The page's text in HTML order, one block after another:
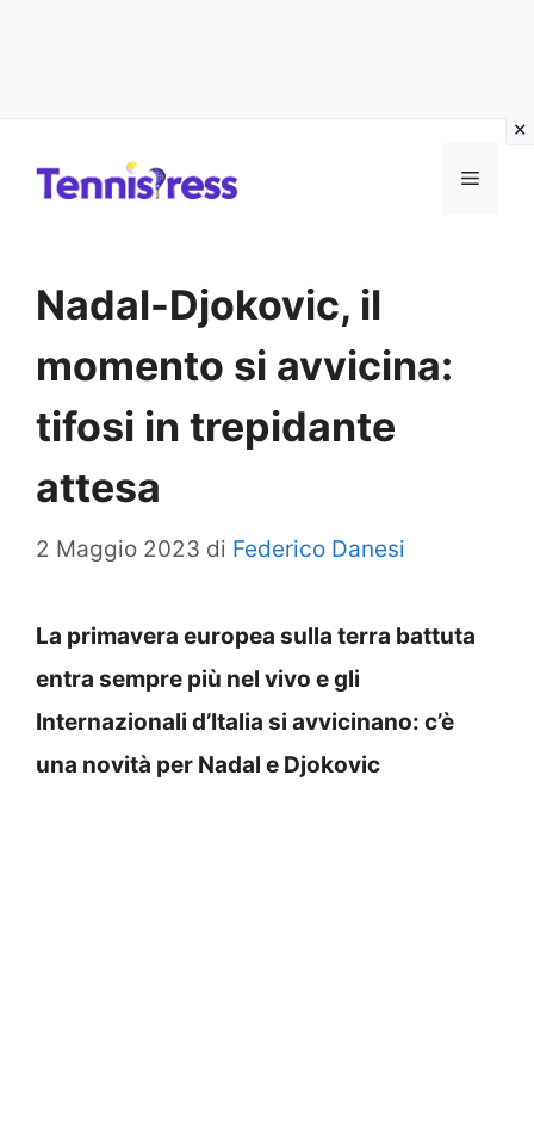
MENU
Nadal-Djokovic, il
momento si avvicina:
tifosi in trepidante
attesa
2 Maggio 2023 di Federico Danesi
La primavera europea sulla terra battuta
entra sempre più nel vivo e gli
Internazionali d’Italia si avvicinano: c’è
una novità per Nadal e Djokovic